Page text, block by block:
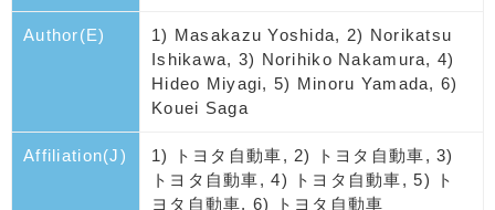
Author(E)
1) Masakazu Yoshida, 2) Norikatsu
Ishikawa, 3) Norihiko Nakamura, 4)
Hideo Miyagi, 5) Minoru Yamada, 6)
Kouei Saga
Affiliation(J)
1) トヨタ自動車, 2) トヨタ自動車, 3)
トヨタ自動車, 4) トヨタ自動車, 5) ト
ヨタ自動車, 6) トヨタ自動車